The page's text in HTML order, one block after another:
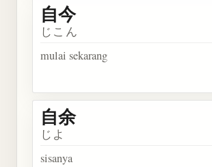
自今
じこん
mulai sekarang
自余
じよ
sisanya